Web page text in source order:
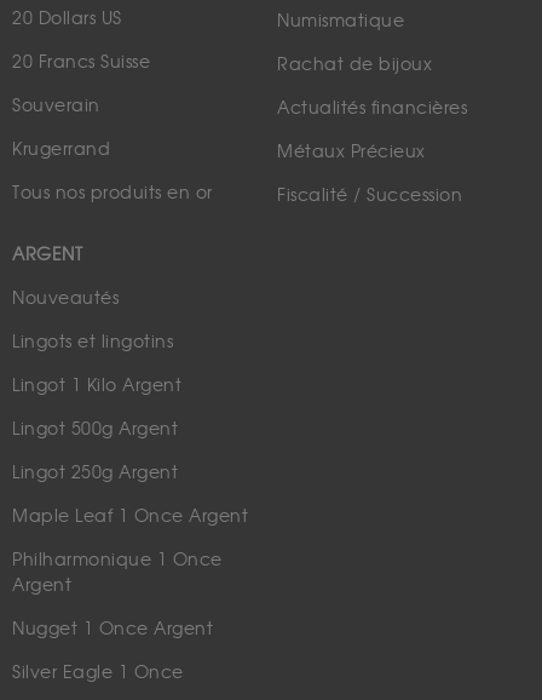
20 Dollars US
20 Francs Suisse
Souverain
Krugerrand
Tous nos produits en or
ARGENT
Nouveautés
Lingots et lingotins
Lingot 1 Kilo Argent
Lingot 500g Argent
Lingot 250g Argent
Maple Leaf 1 Once Argent
Philharmonique 1 Once
Argent
Nugget 1 Once Argent
Silver Eagle 1 Once
Numismatique
Rachat de bijoux
Actualités financières
Métaux Précieux
Fiscalité / Succession